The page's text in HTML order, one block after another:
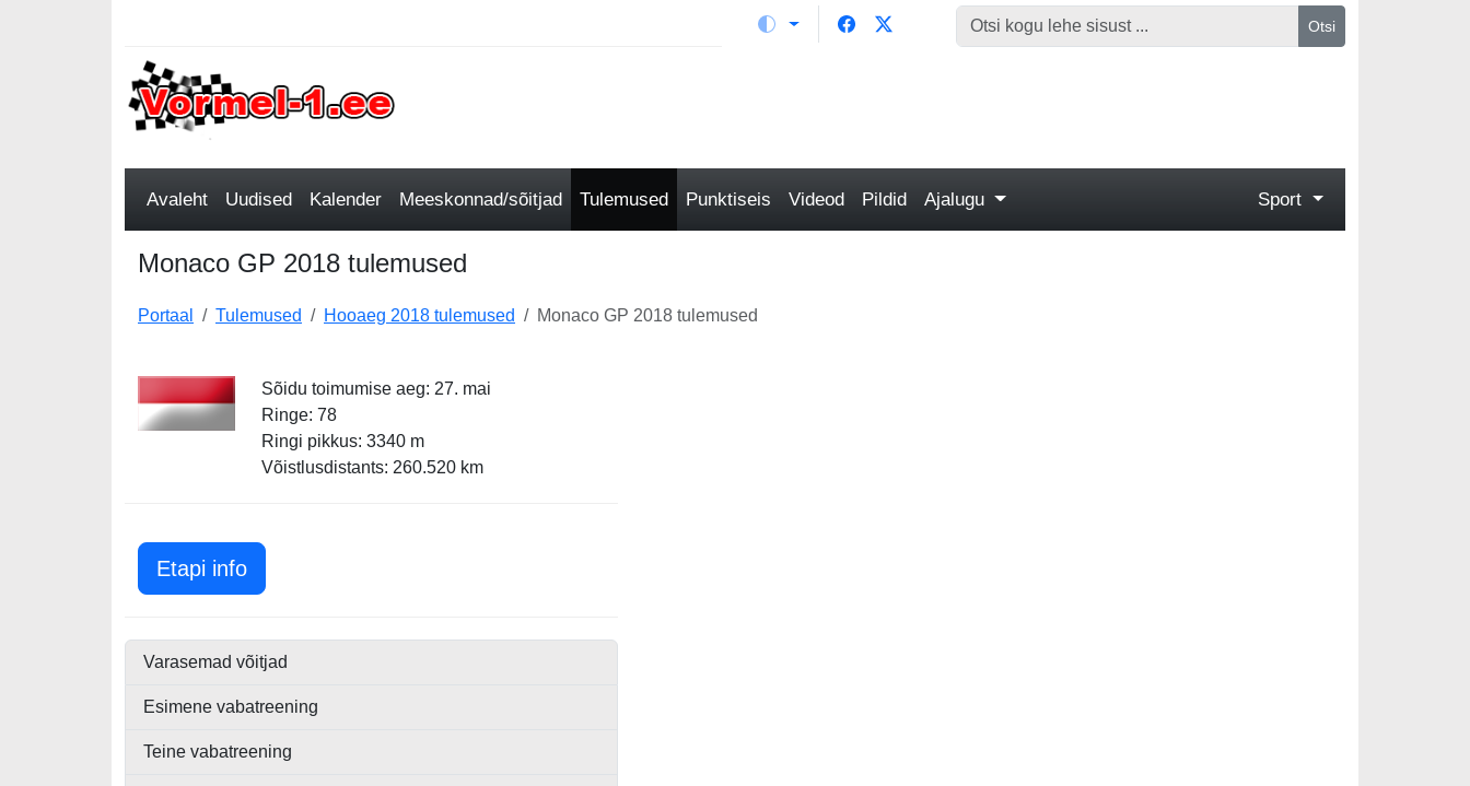
Otsi
Avaleht Uudised Kalender Meeskonnad/sõitjad Tulemused Punktiseis Videod Pildid Ajalugu Sport
Monaco GP 2018 tulemused
Portaal Tulemused Hooaeg 2018 tulemused Monaco GP 2018 tulemused
Sõidu toimumise aeg: 27. mai
Ringe: 78
Ringi pikkus: 3340 m
Võistlusdistants: 260.520 km
Etapi infoMonaco GP 2018
Varasemad võitjad
Esimene vabatreening
Teine vabatreening